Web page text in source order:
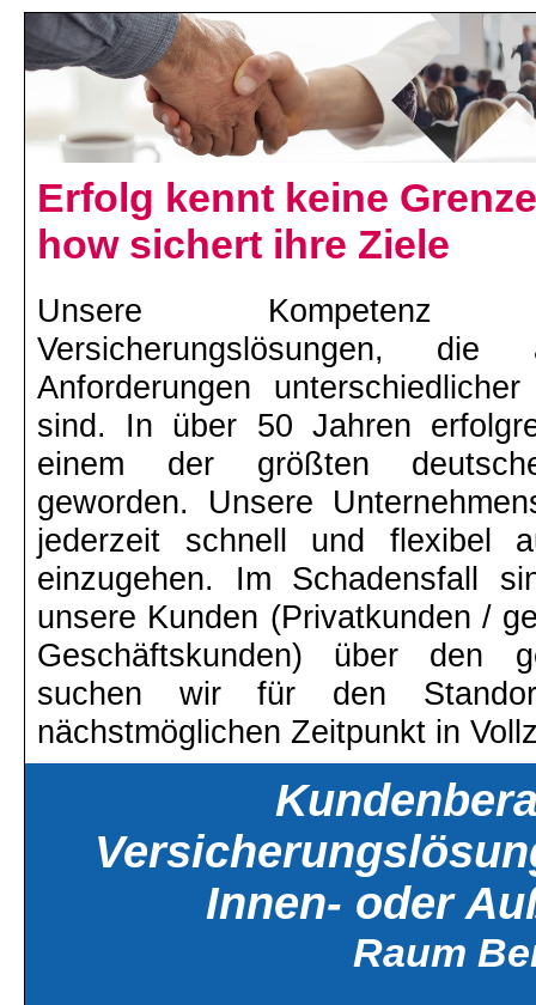
Erfolg kennt keine
how sichert ihre Ziele
Unsere Kompetenz
Versicherungslösungen,
Anforderungen
sind. In über 50 Jahren
einem der größten
geworden. Unsere
jederzeit schnell und flexibel
einzugehen. Im Schadensfall
unsere Kunden (Privatkunden /
Geschäftskunden) über den
suchen wir für den
nächstmöglichen Zeitpunkt in
Innen- oder
Raum